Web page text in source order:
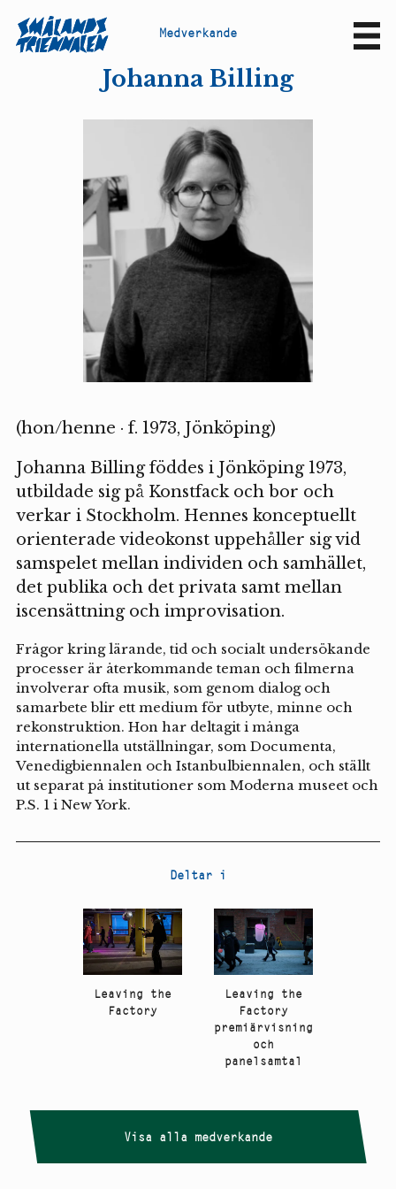
Medverkande
Johanna Billing
(hon/henne · f. 1973, Jönköping)
Johanna Billing föddes i Jönköping 1973,
utbildade sig på Konstfack och bor och
verkar i Stockholm. Hennes konceptuellt
orienterade videokonst uppehåller sig vid
samspelet mellan individen och samhället,
det publika och det privata samt mellan
iscensättning och improvisation.
Frågor kring lärande, tid och socialt undersökande
processer är återkommande teman och filmerna
involverar ofta musik, som genom dialog och
samarbete blir ett medium för utbyte, minne och
rekonstruktion. Hon har deltagit i många
internationella utställningar, som Documenta,
Venedigbiennalen och Istanbulbiennalen, och ställt
ut separat på institutioner som Moderna museet och
P.S. 1 i New York.
Deltar i
Leaving the
Factory
Leaving the
Factory
premiärvisning
och
panelsamtal
Visa alla medverkande